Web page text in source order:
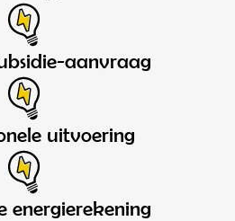
aanvraag
uitvoering
energierekening